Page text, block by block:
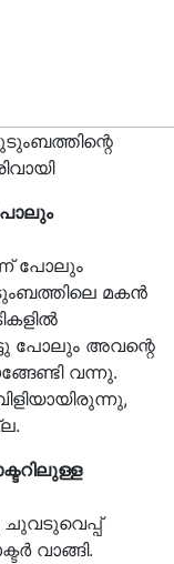
പോലും
മകൻ
പോലും അവന്റെ
വന്നു.
ചുവടുവെപ്പ്
വാങ്ങി.